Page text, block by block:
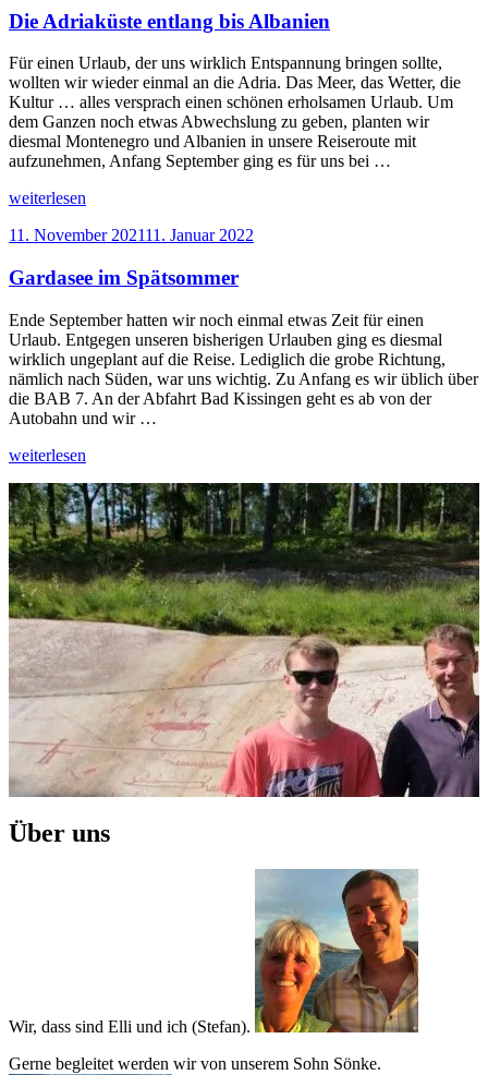
den
Ostalpen“
Die Adriaküste entlang bis Albanien
Für einen Urlaub, der uns wirklich Entspannung bringen sollte,
wollten wir wieder einmal an die Adria. Das Meer, das Wetter, die
Kultur … alles versprach einen schönen erholsamen Urlaub. Um
dem Ganzen noch etwas Abwechslung zu geben, planten wir
diesmal Montenegro und Albanien in unsere Reiseroute mit
aufzunehmen, Anfang September ging es für uns bei …
„Die
entlang
Albanien“
weiterlesen
Veröffentlicht
11. November 202111. Januar 2022
Gardasee im Spätsommer
Ende September hatten wir noch einmal etwas Zeit für einen
Urlaub. Entgegen unseren bisherigen Urlauben ging es diesmal
wirklich ungeplant auf die Reise. Lediglich die grobe Richtung,
nämlich nach Süden, war uns wichtig. Zu Anfang es wir üblich über
die BAB 7. An der Abfahrt Bad Kissingen geht es ab von der
Autobahn und wir …
„Gardasee
Spätsommer“
weiterlesen
Über uns
Wir, dass sind Elli und ich (Stefan).
Gerne begleitet werden wir von unserem Sohn Sönke.